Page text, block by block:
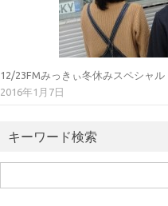
12/23FMみっきぃ冬休みスペシャル
2016年1月7日
キーワード検索
索: